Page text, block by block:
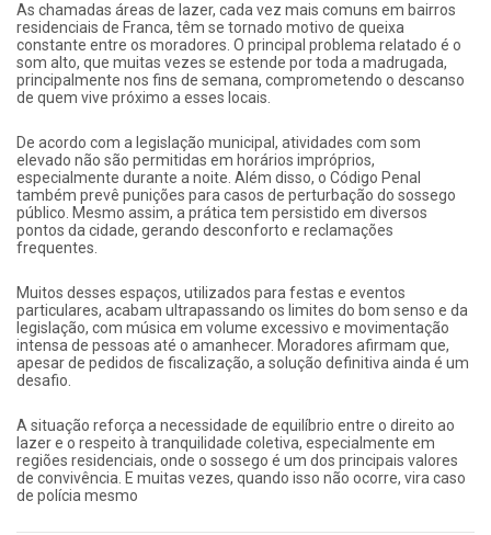
As chamadas áreas de lazer, cada vez mais comuns em bairros
residenciais de Franca, têm se tornado motivo de queixa
constante entre os moradores. O principal problema relatado é o
som alto, que muitas vezes se estende por toda a madrugada,
principalmente nos fins de semana, comprometendo o descanso
de quem vive próximo a esses locais.
De acordo com a legislação municipal, atividades com som
elevado não são permitidas em horários impróprios,
especialmente durante a noite. Além disso, o Código Penal
também prevê punições para casos de perturbação do sossego
público. Mesmo assim, a prática tem persistido em diversos
pontos da cidade, gerando desconforto e reclamações
frequentes.
Muitos desses espaços, utilizados para festas e eventos
particulares, acabam ultrapassando os limites do bom senso e da
legislação, com música em volume excessivo e movimentação
intensa de pessoas até o amanhecer. Moradores afirmam que,
apesar de pedidos de fiscalização, a solução definitiva ainda é um
desafio.
A situação reforça a necessidade de equilíbrio entre o direito ao
lazer e o respeito à tranquilidade coletiva, especialmente em
regiões residenciais, onde o sossego é um dos principais valores
de convivência. E muitas vezes, quando isso não ocorre, vira caso
de polícia mesmo